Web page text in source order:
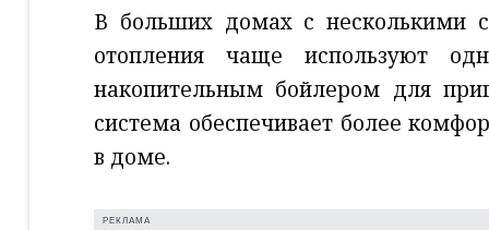
В больших домах с несколькими
отопления чаще используют
накопительным бойлером для
система обеспечивает более
в доме.
РЕКЛАМА